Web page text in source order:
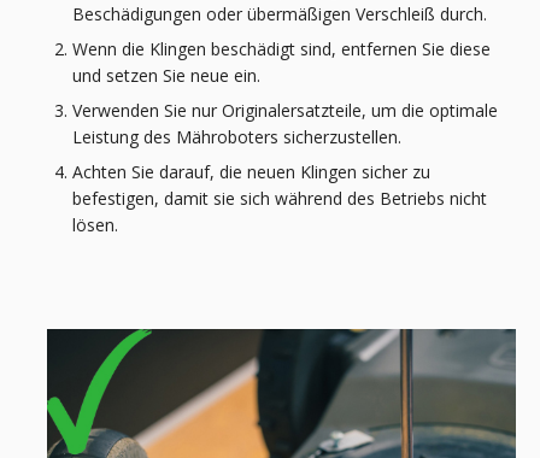
Beschädigungen oder übermäßigen Verschleiß durch.
Wenn die Klingen beschädigt sind, entfernen Sie diese
und setzen Sie neue ein.
Verwenden Sie nur Originalersatzteile, um die optimale
Leistung des Mähroboters sicherzustellen.
Achten Sie darauf, die neuen Klingen sicher zu
befestigen, damit sie sich während des Betriebs nicht
lösen.